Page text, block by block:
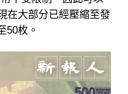
在大部分已經壓縮至發
50枚。